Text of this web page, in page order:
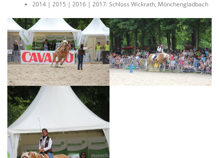
2014 | 2015 | 2016 | 2017: Schloss Wickrath, Mönchengladbach